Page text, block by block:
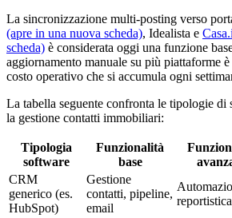
La sincronizzazione multi-posting verso
(apre in una nuova scheda), Idealista e
scheda) è considerata oggi una funzione
aggiornamento manuale su più piattaforme
costo operativo che si accumula ogni
La tabella seguente confronta le tipologie
la gestione contatti immobiliari:
Tipologia
software
Funzionalità
base
CRM
generico (es.
HubSpot)
Gestione
contatti, pipeline,
email
reportistica